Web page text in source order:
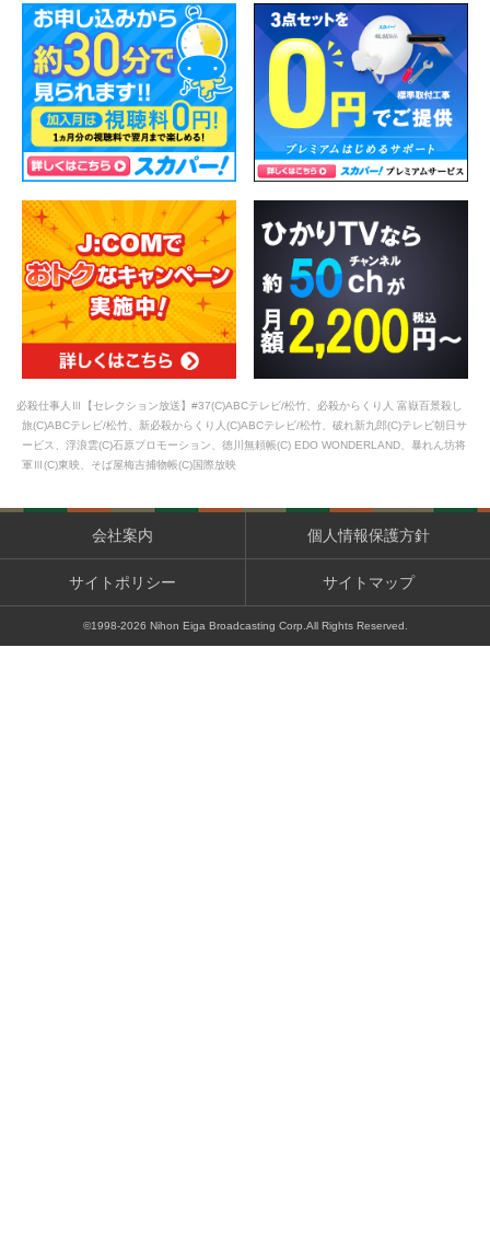
必殺仕事人Ⅲ【セレクション放送】#37(C)ABCテレビ/松竹、必殺からくり人 富嶽百景殺し
旅(C)ABCテレビ/松竹、新必殺からくり人(C)ABCテレビ/松竹、破れ新九郎(C)テレビ朝日サ
ービス、浮浪雲(C)石原プロモーション、徳川無頼帳(C) EDO WONDERLAND、暴れん坊将
軍Ⅲ(C)東映、そば屋梅吉捕物帳(C)国際放映
会社案内 個人情報保護方針
サイトポリシー サイトマップ
©1998-2026 Nihon Eiga Broadcasting Corp.All Rights Reserved.